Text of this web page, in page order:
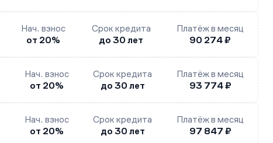
Нач. взнос
от 20%
Срок кредита
до 30 лет
Платёж в месяц
90 274 ₽
Нач. взнос
от 20%
Срок кредита
до 30 лет
Платёж в месяц
93 774 ₽
Нач. взнос
от 20%
Срок кредита
до 30 лет
Платёж в месяц
97 847 ₽